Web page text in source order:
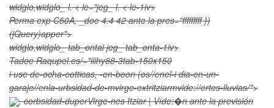
widglo,widglo_ l. < le="jeg_ l. < le-1iv>
Perma exp C50A, _doe 4.4 42 ante la pres="fffffffff })
(jQuery)apper">
widglo,widglo_ tab_ontai jeg_ tab_onta-1iv>
Tadoe Raqupel.es/="ilihy88-3tab-150x150
i use de-ocha-eotticas, -en-boon (os//enel-i dia-en-un-
garaje//enla-urbsidad-de-mvirge-extritziarmvide://ertes-lluvias/">
, corbsidad-duperVirge-nes Itziar | Víde:�n ante la previsión